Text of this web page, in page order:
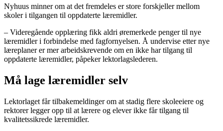
Nyhuus minner om at det fremdeles er store forskjeller mellom
skoler i tilgangen til oppdaterte læremidler.
– Videregående opplæring fikk aldri øremerkede penger til nye
læremidler i forbindelse med fagfornyelsen. Å undervise etter nye
læreplaner er mer arbeidskrevende om en ikke har tilgang til
oppdaterte læremidler, påpeker lektorlagslederen.
Må lage læremidler selv
Lektorlaget får tilbakemeldinger om at stadig flere skoleeiere og
rektorer legger opp til at lærere og elever ikke får tilgang til
kvalitetssikrede læremidler.